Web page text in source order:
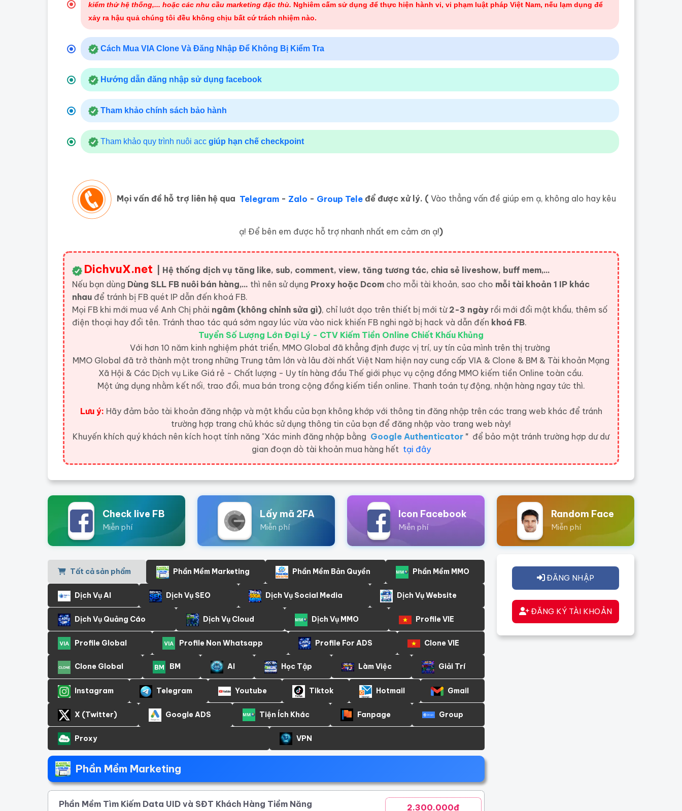
kiểm thử hệ thống,... hoặc các nhu cầu marketing đặc thù. Nghiêm cấm sử dụng để thực hiện hành vi, vi phạm luật pháp Việt Nam, nếu lạm dụng để
xảy ra hậu quả chúng tôi đều không chịu bất cứ trách nhiệm nào.
Cách Mua VIA Clone Và Đăng Nhập Để Không Bị Kiểm Tra
Hướng dẫn đăng nhập sử dụng facebook
Tham khảo chính sách bảo hành
Tham khảo quy trình nuôi acc giúp hạn chế checkpoint
Mọi vấn đề hỗ trợ liên hệ qua Telegram - Zalo - Group Tele để được xử lý. ( Vào thẳng vấn đề giúp em ạ, không alo hay kêu
ạ! Để bên em được hỗ trợ nhanh nhất em cảm ơn ạ!)
DichvuX.net | Hệ thống dịch vụ tăng like, sub, comment, view, tăng tương tác, chia sẻ liveshow, buff mem,...
Nếu bạn dùng Dùng SLL FB nuôi bán hàng,... thì nên sử dụng Proxy hoặc Dcom cho mỗi tài khoản, sao cho mỗi tài khoản 1 IP khác
nhau để tránh bị FB quét IP dẫn đến khoá FB.
Mọi FB khi mới mua về Anh Chị phải ngâm (không chỉnh sửa gì), chỉ lướt dạo trên thiết bị mới từ 2-3 ngày rồi mới đổi mật khẩu, thêm số
điện thoại hay đổi tên. Tránh thao tác quá sớm ngay lúc vừa vào nick khiến FB nghi ngờ bị hack và dẫn đến khoá FB.
Tuyển Số Lượng Lớn Đại Lý - CTV Kiếm Tiền Online Chiết Khấu Khủng
Với hơn 10 năm kinh nghiệm phát triển, MMO Global đã khẳng định được vị trí, uy tín của mình trên thị trường
MMO Global đã trở thành một trong những Trung tâm lớn và lâu đời nhất Việt Nam hiện nay cung cấp VIA & Clone & BM & Tài khoản Mạng
Xã Hội & Các Dịch vụ Like Giá rẻ - Chất lượng - Uy tín hàng đầu Thế giới phục vụ cộng đồng MMO kiếm tiền Online toàn cầu.
Một ứng dụng nhằm kết nối, trao đổi, mua bán trong cộng đồng kiếm tiền online. Thanh toán tự động, nhận hàng ngay tức thì.
Lưu ý: Hãy đảm bảo tài khoản đăng nhập và mật khẩu của bạn không khớp với thông tin đăng nhập trên các trang web khác để tránh
trường hợp trang chủ khác sử dụng thông tin của bạn để đăng nhập vào trang web này!
Khuyến khích quý khách nên kích hoạt tính năng "Xác minh đăng nhập bằng Google Authenticator " để bảo mật tránh trường hợp dư dư
gian đoạn dò tài khoản mua hàng hết tại đây
Check live FB
Miễn phí
Lấy mã 2FA
Miễn phí
Icon Facebook
Miễn phí
Random Face
Miễn phí
Tất cả sản phẩm Phần Mềm Marketing Phần Mềm Bản Quyền Phần Mềm MMO
Dịch Vụ AI Dịch Vụ SEO Dịch Vụ Social Media Dịch Vụ Website
Dịch Vụ Quảng Cáo Dịch Vụ Cloud Dịch Vụ MMO Profile VIE
Profile Global Profile Non Whatsapp Profile For ADS Clone VIE
Clone Global BM AI Học Tập Làm Việc Giải Trí
Instagram Telegram Youtube Tiktok Hotmail Gmail
X (Twitter) Google ADS Tiện Ích Khác Fanpage Group
Proxy VPN
Phần Mềm Marketing
Phần Mềm Tìm Kiếm Data UID và SĐT Khách Hàng Tiềm Năng 2.300.000đ
ĐĂNG NHẬP
ĐĂNG KÝ TÀI KHOẢN